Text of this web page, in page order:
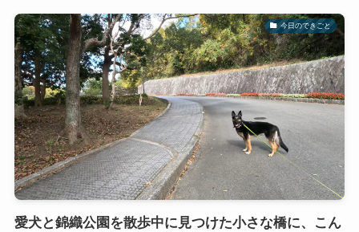
今日のできごと
愛犬と錦織公園を散歩中に見つけた小さな橋に、こん